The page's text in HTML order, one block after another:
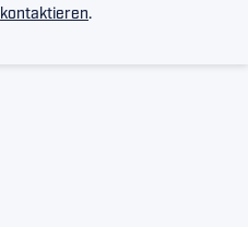
kontaktieren.